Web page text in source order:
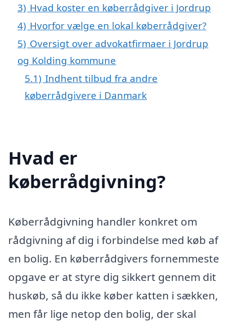
3) Hvad koster en køberrådgiver i Jordrup
4) Hvorfor vælge en lokal køberrådgiver?
5) Oversigt over advokatfirmaer i Jordrup
og Kolding kommune
5.1) Indhent tilbud fra andre
køberrådgivere i Danmark
Hvad er
køberrådgivning?
Køberrådgivning handler konkret om
rådgivning af dig i forbindelse med køb af
en bolig. En køberrådgivers fornemmeste
opgave er at styre dig sikkert gennem dit
huskøb, så du ikke køber katten i sækken,
men får lige netop den bolig, der skal